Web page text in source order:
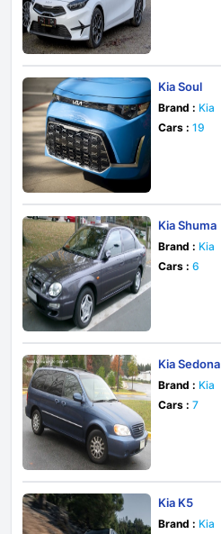
Kia Soul
Brand : Kia
Cars : 19
Kia Shuma
Brand : Kia
Cars : 6
Kia Sedona
Brand : Kia
Cars : 7
Kia K5
Brand : Kia